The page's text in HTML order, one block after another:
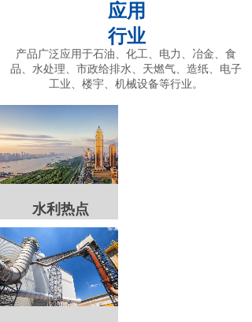
产品广泛应用于石油、化工、电力、冶金、食
品、水处理、市政给排水、天燃气、造纸、电子
工业、楼宇、机械设备等行业。
应用
行业
水利热点